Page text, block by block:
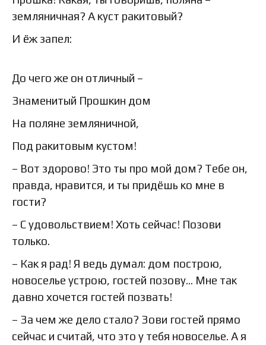
земляничная? А куст ракитовый?
И ёж запел:
До чего же он отличный –
Знаменитый Прошкин дом
На поляне земляничной,
Под ракитовым кустом!
– Вот здорово! Это ты про мой дом? Тебе он,
правда, нравится, и ты придёшь ко мне в
гости?
– С удовольствием! Хоть сейчас! Позови
только.
– Как я рад! Я ведь думал: дом построю,
новоселье устрою, гостей позову… Мне так
давно хочется гостей позвать!
– За чем же дело стало? Зови гостей прямо
сейчас и считай, что это у тебя новоселье. А я